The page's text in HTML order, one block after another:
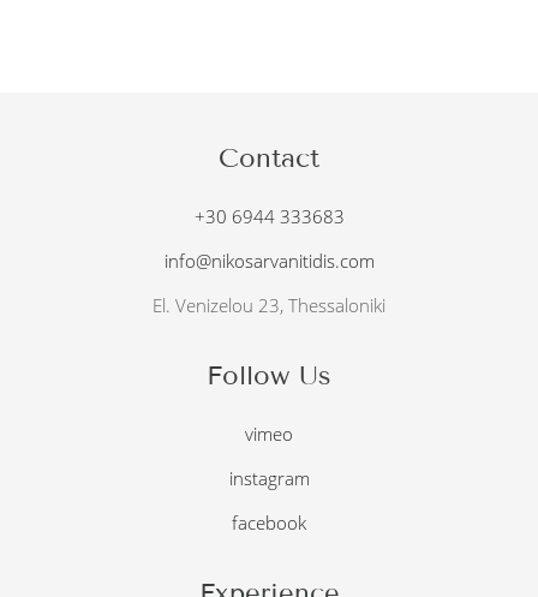
Contact
+30 6944 333683
info@nikosarvanitidis.com
El. Venizelou 23, Thessaloniki
Follow Us
vimeo
instagram
facebook